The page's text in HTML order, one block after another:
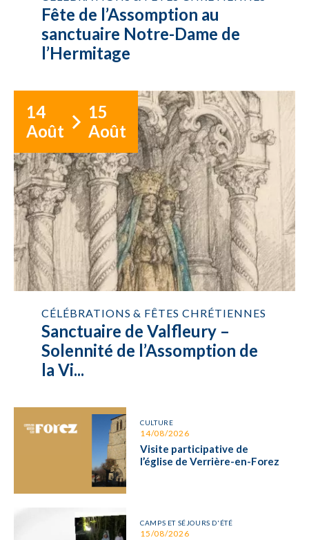
Fête de l’Assomption au
sanctuaire Notre-Dame de
l’Hermitage
14
Août
15
Août
CÉLÉBRATIONS & FÊTES CHRÉTIENNES
Sanctuaire de Valfleury –
Solennité de l’Assomption de
la Vi...
CULTURE
14/08/2026
Visite participative de
l’église de Verrière-en-Forez
CAMPS ET SÉJOURS D'ÉTÉ
15/08/2026